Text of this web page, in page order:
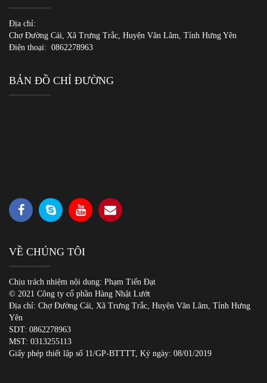
Địa chỉ:
Chợ Đường Cái, Xã Trưng Trắc, Huyện Văn Lâm, Tỉnh Hưng Yên
Điện thoại: 0862278963
BẢN ĐỒ CHỈ ĐƯỜNG
VỀ CHÚNG TÔI
Chịu trách nhiệm nội dung: Phạm Tiến Đạt
© 2021 Công ty cổ phần Hàng Nhật Lướt
Địa chỉ: Chợ Đường Cái, Xã Trưng Trắc, Huyện Văn Lâm, Tỉnh Hưng
Yên
SDT: 0862278963
MST: 0313255113
Giấy phép thiết lập số 11/GP-BTTTT, Ký ngày: 08/01/2019